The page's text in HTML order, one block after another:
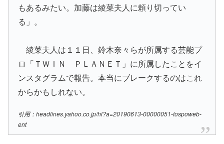
もあるみたい。加藤は綾菜夫人に頼り切ってい
る」。
綾菜夫人は１１日、鈴木奈々らが所属する芸能プ
ロ「ＴＷＩＮ ＰＬＡＮＥＴ」に所属したことをイ
ンスタグラムで報告。本当にブレークするのはこれ
からかもしれない。
引用：headlines.yahoo.co.jp/hl?a=20190613-00000051-tospoweb-
ent